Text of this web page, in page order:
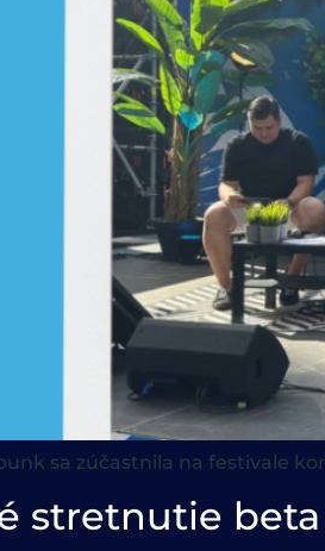
sa zúčastnila na festivale
stretnutie